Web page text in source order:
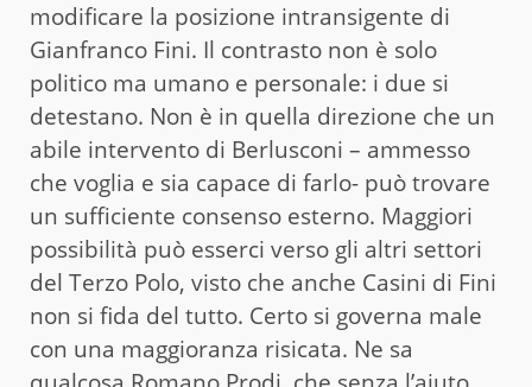
modificare la posizione intransigente di
Gianfranco Fini. Il contrasto non è solo
politico ma umano e personale: i due si
detestano. Non è in quella direzione che un
abile intervento di Berlusconi – ammesso
che voglia e sia capace di farlo- può trovare
un sufficiente consenso esterno. Maggiori
possibilità può esserci verso gli altri settori
del Terzo Polo, visto che anche Casini di Fini
non si fida del tutto. Certo si governa male
con una maggioranza risicata. Ne sa